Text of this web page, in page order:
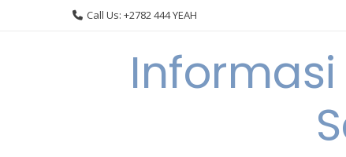
Call Us: +2782 444 YEAH